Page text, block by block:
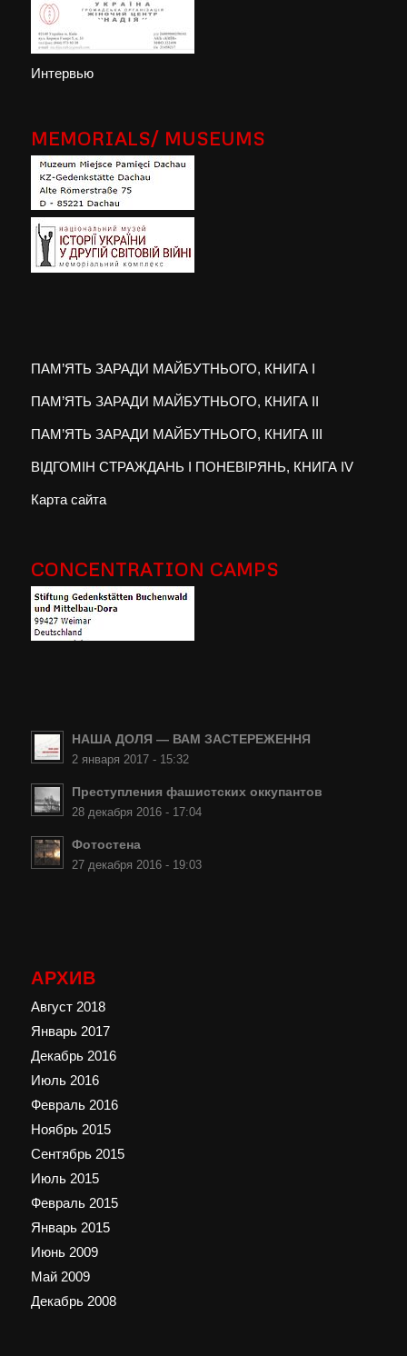
Интервью
MEMORIALS/ MUSEUMS
ПАМ’ЯТЬ ЗАРАДИ МАЙБУТНЬОГО, КНИГА I
ПАМ’ЯТЬ ЗАРАДИ МАЙБУТНЬОГО, КНИГА II
ПАМ’ЯТЬ ЗАРАДИ МАЙБУТНЬОГО, КНИГА III
ВІДГОМІН СТРАЖДАНЬ І ПОНЕВІРЯНЬ, КНИГА IV
Карта сайта
CONCENTRATION CAMPS
НАША ДОЛЯ — ВАМ ЗАСТЕРЕЖЕННЯ
2 января 2017 - 15:32
Преступления фашистских оккупантов
28 декабря 2016 - 17:04
Фотостена
27 декабря 2016 - 19:03
АРХИВ
Август 2018
Январь 2017
Декабрь 2016
Июль 2016
Февраль 2016
Ноябрь 2015
Сентябрь 2015
Июль 2015
Февраль 2015
Январь 2015
Июнь 2009
Май 2009
Декабрь 2008